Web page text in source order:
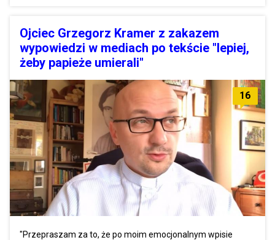
Ojciec Grzegorz Kramer z zakazem
wypowiedzi w mediach po tekście "lepiej,
żeby papieże umierali"
16
"Przepraszam za to, że po moim emocjonalnym wpisie